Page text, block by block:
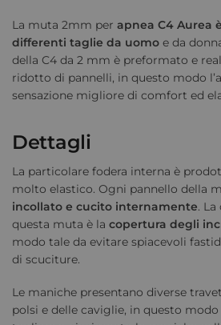
La muta 2mm per apnea C4 Aurea
differenti taglie da uomo e da
della C4 da 2 mm è preformato e
ridotto di pannelli, in questo modo
sensazione migliore di comfort ed
Dettagli
La particolare fodera interna è
molto elastico. Ogni pannello della
incollato e cucito internamente.
questa muta è la copertura degli
modo tale da evitare spiacevoli
di scuciture.
Le maniche presentano diverse
polsi e delle caviglie, in questo modo